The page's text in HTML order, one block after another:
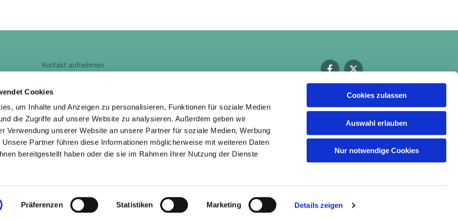
Cookies
um Inhalte und Anzeigen zu personalisieren, Funktionen für soziale Medien
die Zugriffe auf unsere Website zu analysieren. Außerdem geben wir
Verwendung unserer Website an unsere Partner für soziale Medien, Werbung
Unsere Partner führen diese Informationen möglicherweise mit weiteren Daten
bereitgestellt haben oder die sie im Rahmen Ihrer Nutzung der Dienste
Präferenzen Statistiken Marketing Details zeigen
Cookies zulassen
Auswahl erlauben
Nur notwendige Cookies
Kontakt aufnehmen
ChurchDesk-Login